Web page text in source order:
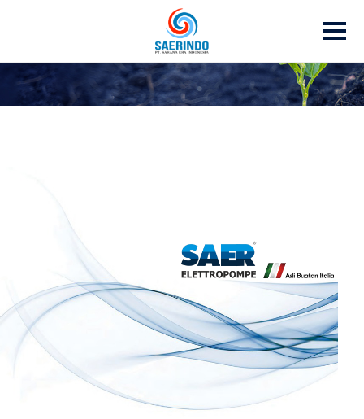
SAERINDO NEWSLETTER JANUARI 2022 –
SEASONS GREETINGS